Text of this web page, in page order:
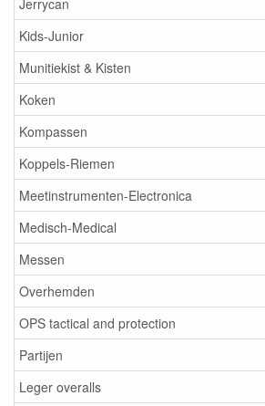
Jerrycan
Kids-Junior
Munitiekist & Kisten
Koken
Kompassen
Koppels-Riemen
Meetinstrumenten-Electronica
Medisch-Medical
Messen
Overhemden
OPS tactical and protection
Partijen
Leger overalls